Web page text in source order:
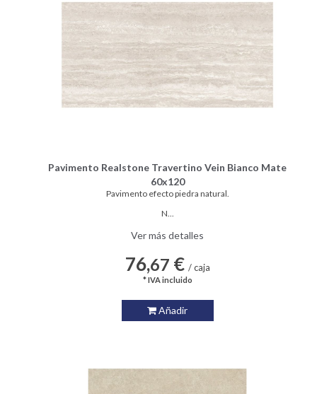
Pavimento Realstone Travertino Vein Bianco Mate
60x120
Pavimento efecto piedra natural.
N...
Ver más detalles
76,67 € / caja
* IVA incluido
Añadir